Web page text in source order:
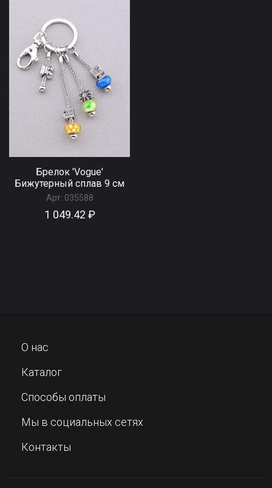
Брелок 'Vogue'
Бижутерный сплав 9 см
Арт: 035588
1 049.42 ₽
О нас
Каталог
Способы оплаты
Мы в социальных сетях
Контакты